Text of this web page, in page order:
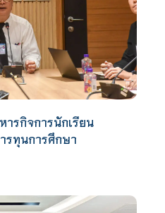
รกิจการนักเรียน
รทุนการศึกษา